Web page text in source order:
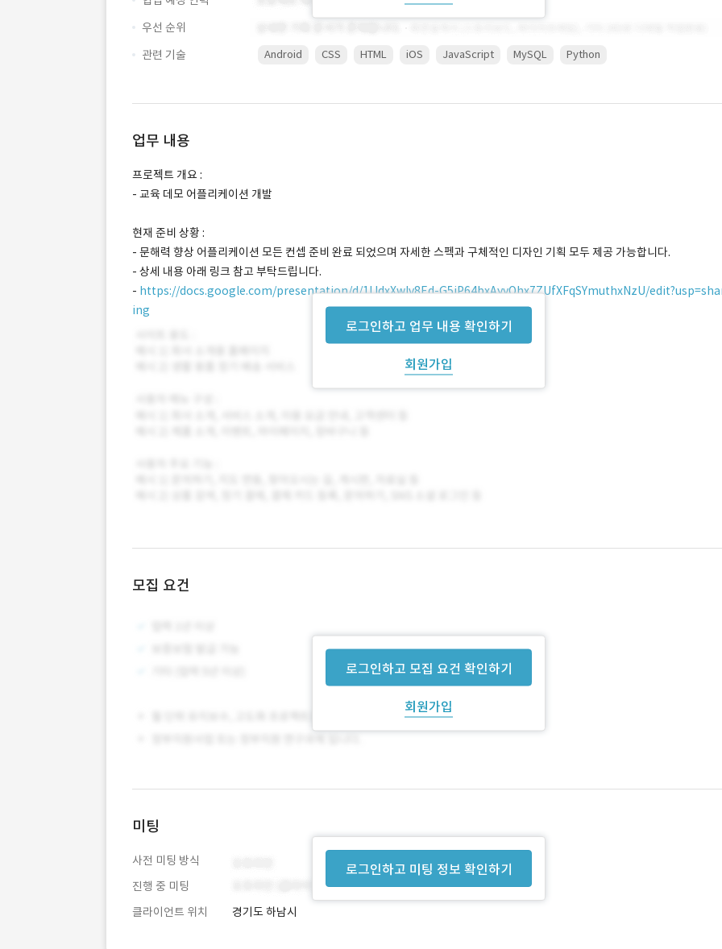
우선 순위
관련 기술
Android CSS HTML iOS JavaScript MySQL Python
업무 내용
로그인하고 업무 내용 확인하기
회원가입
프로젝트 개요 :
- 교육 데모 어플리케이션 개발
현재 준비 상황 :
- 문해력 향상 어플리케이션 모든 컨셉 준비 완료 되었으며 자세한 스펙과 구체적인 디자인 기획 모두 제공 가능합니다.
- 상세 내용 아래 링크 참고 부탁드립니다.
- https://docs.google.com/presentation/d/1IJdxXwlv8Ed-G5jP64bxAyyOhx7ZUfXFqSYmuthxNzU/
ing
모집 요건
로그인하고 모집 요건 확인하기
회원가입
로그인하고 미팅 정보 확인하기
미팅
사전 미팅 방식
진행 중 미팅
클라이언트 위치
경기도 하남시